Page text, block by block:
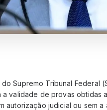
Supremo Tribunal Federal
a validade de provas
autorização judicial ou sem